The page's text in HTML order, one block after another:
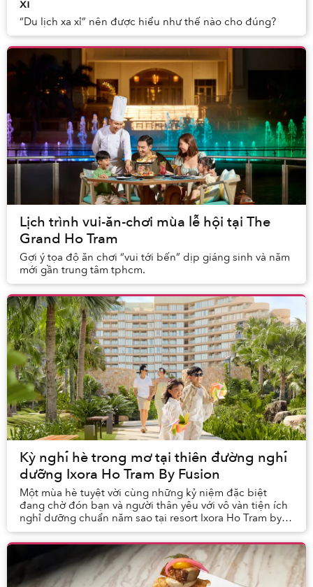
“Du lịch xa xỉ” nên được hiểu như thế nào cho đúng?
Lịch trình vui-ăn-chơi mùa lễ hội tại The
Grand Ho Tram
Gợi ý tọa độ ăn chơi “vui tới bến” dịp giáng sinh và năm
mới gần trung tâm tphcm.
Kỳ nghỉ hè trong mơ tại thiên đường nghỉ
dưỡng Ixora Ho Tram By Fusion
Một mùa hè tuyệt vời cùng những kỷ niệm đặc biệt
đang chờ đón bạn và người thân yêu với vô vàn tiện ích
nghỉ dưỡng chuẩn năm sao tại resort Ixora Ho Tram by
Fusion – mảnh ghép mới nhất của khu phức hợ...